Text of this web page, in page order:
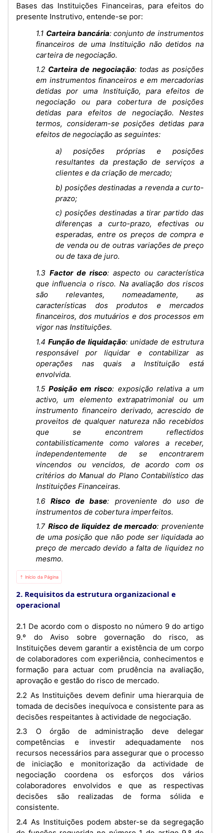
Bases das Instituições Financeiras, para efeitos do
presente Instrutivo, entende-se por:
1.1 Carteira bancária: conjunto de instrumentos
financeiros de uma Instituição não detidos na
carteira de negociação.
1.2 Carteira de negociação: todas as posições
em instrumentos financeiros e em mercadorias
detidas por uma Instituição, para efeitos de
negociação ou para cobertura de posições
detidas para efeitos de negociação. Nestes
termos, consideram-se posições detidas para
efeitos de negociação as seguintes:
a) posições próprias e posições
resultantes da prestação de serviços a
clientes e da criação de mercado;
b) posições destinadas a revenda a curto-
prazo;
c) posições destinadas a tirar partido das
diferenças a curto-prazo, efectivas ou
esperadas, entre os preços de compra e
de venda ou de outras variações de preço
ou de taxa de juro.
1.3 Factor de risco: aspecto ou característica
que influencia o risco. Na avaliação dos riscos
são relevantes, nomeadamente, as
características dos produtos e mercados
financeiros, dos mutuários e dos processos em
vigor nas Instituições.
1.4Função de liquidação: unidade de estrutura
responsável por liquidar e contabilizar as
operações nas quais a Instituição está
envolvida.
1.5Posição em risco: exposição relativa a um
activo, um elemento extrapatrimonial ou um
instrumento financeiro derivado, acrescido de
proveitos de qualquer natureza não recebidos
que se encontrem reflectidos
contabilisticamente como valores a receber,
independentemente de se encontrarem
vincendos ou vencidos, de acordo com os
critérios do Manual do Plano Contabilístico das
Instituições Financeiras.
1.6Risco de base: proveniente do uso de
instrumentos de cobertura imperfeitos.
1.7 Risco de liquidez de mercado: proveniente
de uma posição que não pode ser liquidada ao
preço de mercado devido a falta de liquidez no
mesmo.
⇡ Início da Página
2. Requisitos da estrutura organizacional e
operacional
2.1 De acordo com o disposto no número 9 do artigo
9.º do Aviso sobre governação do risco, as
Instituições devem garantir a existência de um corpo
de colaboradores com experiência, conhecimentos e
formação para actuar com prudência na avaliação,
aprovação e gestão do risco de mercado.
2.2 As Instituições devem definir uma hierarquia de
tomada de decisões inequívoca e consistente para as
decisões respeitantes à actividade de negociação.
2.3 O órgão de administração deve delegar
competências e investir adequadamente nos
recursos necessários para assegurar que o processo
de iniciação e monitorização da actividade de
negociação coordena os esforços dos vários
colaboradores envolvidos e que as respectivas
decisões são realizadas de forma sólida e
consistente.
2.4 As Instituições podem abster-se da segregação